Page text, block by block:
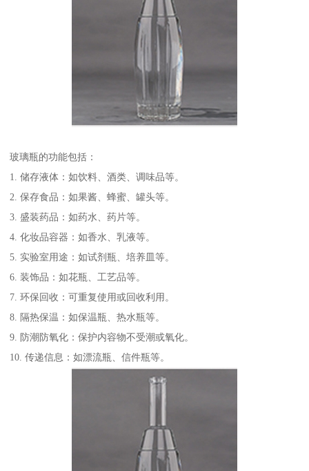
玻璃瓶的功能包括：
1. 储存液体：如饮料、酒类、调味品等。
2. 保存食品：如果酱、蜂蜜、罐头等。
3. 盛装药品：如药水、药片等。
4. 化妆品容器：如香水、乳液等。
5. 实验室用途：如试剂瓶、培养皿等。
6. 装饰品：如花瓶、工艺品等。
7. 环保回收：可重复使用或回收利用。
8. 隔热保温：如保温瓶、热水瓶等。
9. 防潮防氧化：保护内容物不受潮或氧化。
10. 传递信息：如漂流瓶、信件瓶等。